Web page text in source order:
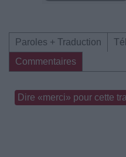
Paroles + Traduction
Commentaires
Dire «merci» pour cette